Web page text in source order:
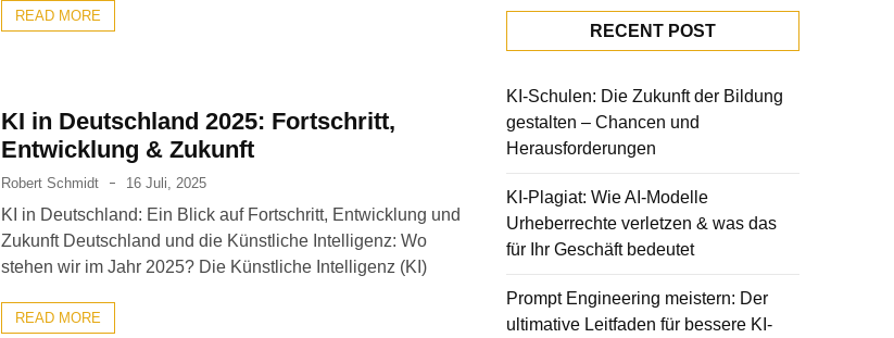
READ MORE
KI in Deutschland 2025: Fortschritt,
Entwicklung & Zukunft
Robert Schmidt 16 Juli, 2025
KI in Deutschland: Ein Blick auf Fortschritt, Entwicklung und
Zukunft Deutschland und die Künstliche Intelligenz: Wo
stehen wir im Jahr 2025? Die Künstliche Intelligenz (KI)
READ MORE
RECENT POST
KI-Schulen: Die Zukunft der Bildung
gestalten – Chancen und
Herausforderungen
KI-Plagiat: Wie AI-Modelle
Urheberrechte verletzen & was das
für Ihr Geschäft bedeutet
Prompt Engineering meistern: Der
ultimative Leitfaden für bessere KI-